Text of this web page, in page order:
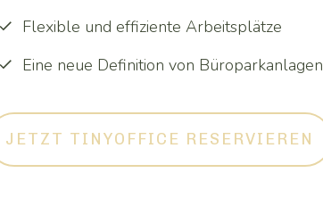
Flexible und effiziente Arbeitsplätze
Eine neue Definition von Büroparkanlagen
JETZT TINYOFFICE RESERVIEREN